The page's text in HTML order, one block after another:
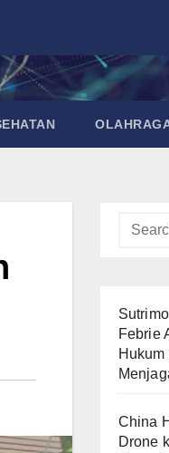
Febrie
China
Drone